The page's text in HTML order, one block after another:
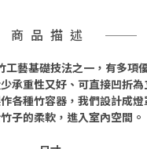
商品描述
工藝基礎技法之一，有多項
承重性又好、可直接凹折為
各種竹容器，我們設計成燈
子的柔軟，進入室內空間。